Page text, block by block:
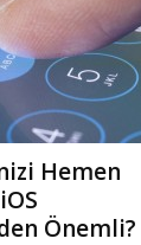
Hemen
Önemli?